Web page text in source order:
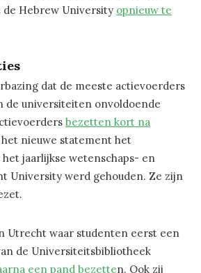
Hebrew University opnieuw te
dat de meeste actievoerders
de universiteiten onvoldoende
bezetten kort na
nieuwe statement het
jaarlijkse wetenschaps- en
University werd gehouden. Ze zijn
Utrecht waar studenten eerst een
de Universiteitsbibliotheek
een pand bezetten. Ook zij